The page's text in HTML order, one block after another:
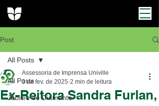
Post
All Posts
Jubileu de Diamante
All Posts
Ex-Reitora Sandra Furlan,
Assessoria de Imprensa Univille
3 de fev. de 2025 2 min de leitura